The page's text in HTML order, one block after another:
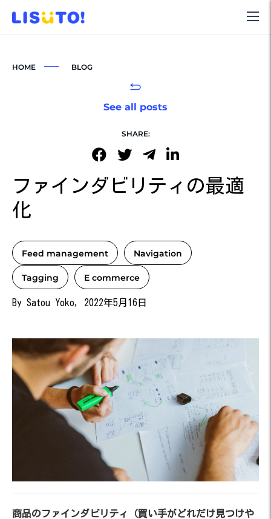
HOME BLOG
ファインダビリティの最適
化
Feed management Navigation
Tagging E commerce
By Satou Yoko, 2022年5月16日
商品のファインダビリティ（買い手がどれだけ見つけや
See all posts
SHARE: